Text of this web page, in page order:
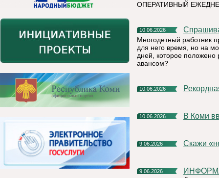
ОПЕРАТИВНЫЙ
10.06.2026
Многодетный работник
для него время, но на
дней, которое положено
авансом?
10.06.2026
10.06.2026 В Коми
9.06.2026 Скажи
9.06.2026